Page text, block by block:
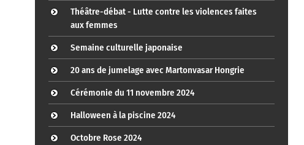
Théâtre-débat - Lutte contre les violences faites
aux femmes
Semaine culturelle japonaise
20 ans de jumelage avec Martonvasar Hongrie
Cérémonie du 11 novembre 2024
Halloween à la piscine 2024
Octobre Rose 2024